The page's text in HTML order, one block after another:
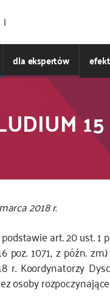
dla ekspertów
15
2018 r.
art. 20 ust. 1
poz. 1071, z późn.
r. Koordynatorzy
osoby